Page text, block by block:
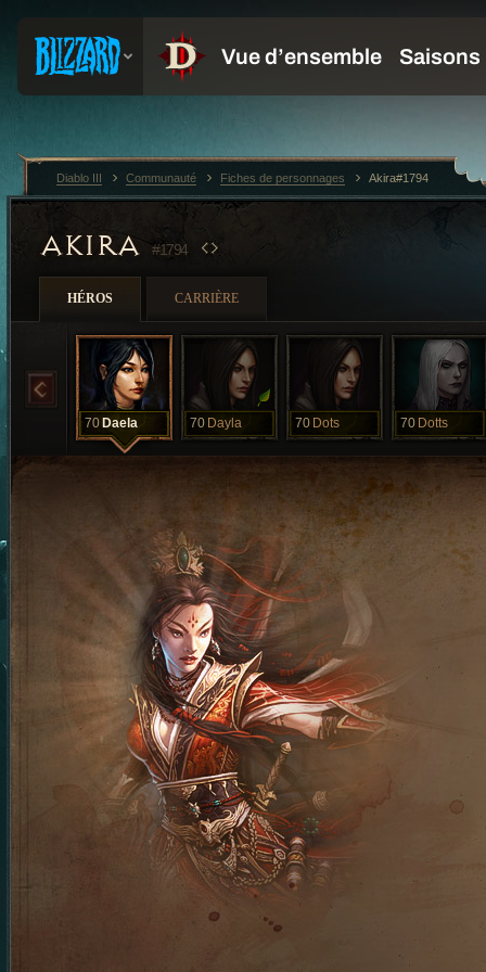
AKIRA #1794
HÉROS CARRIÈRE
70 Daela 70 Dayla 70 Dots 70 Dotts
Diablo III Communauté Fiches de personnages Akira#1794